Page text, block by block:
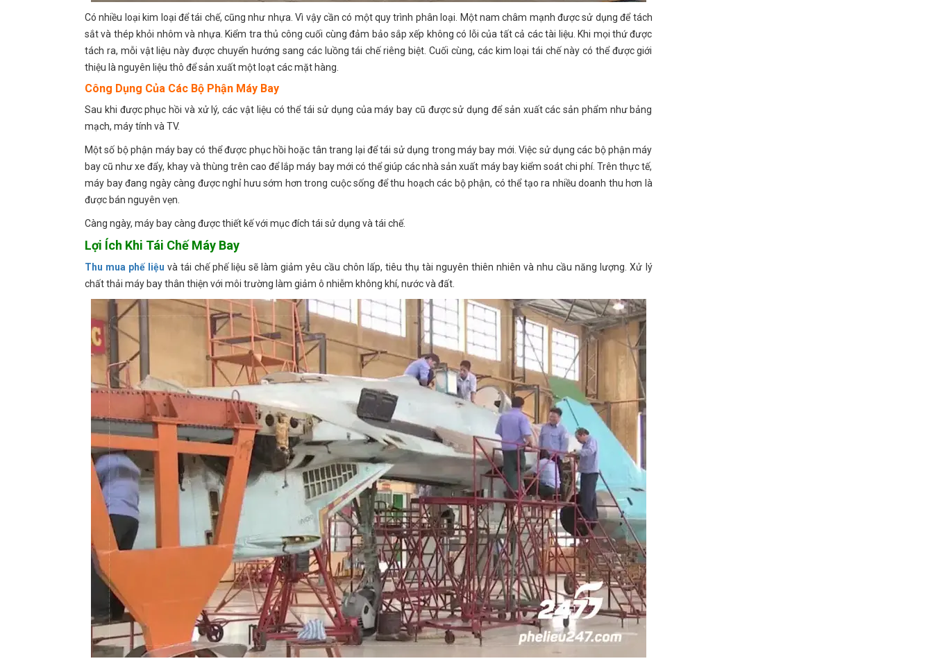
Có nhiều loại kim loại để tái chế, cũng như nhựa. Vì vậy cần có một quy trình phân loại. Một nam châm mạnh được sử dụng để tách
sắt và thép khỏi nhôm và nhựa. Kiểm tra thủ công cuối cùng đảm bảo sắp xếp không có lỗi của tất cả các tài liệu. Khi mọi thứ được
tách ra, mỗi vật liệu này được chuyển hướng sang các luồng tái chế riêng biệt. Cuối cùng, các kim loại tái chế này có thể được giới
thiệu là nguyên liệu thô để sản xuất một loạt các mặt hàng.
Công Dụng Của Các Bộ Phận Máy Bay
Sau khi được phục hồi và xử lý, các vật liệu có thể tái sử dụng của máy bay cũ được sử dụng để sản xuất các sản phẩm như bảng
mạch, máy tính và TV.
Một số bộ phận máy bay có thể được phục hồi hoặc tân trang lại để tái sử dụng trong máy bay mới. Việc sử dụng các bộ phận máy
bay cũ như xe đẩy, khay và thùng trên cao để lắp máy bay mới có thể giúp các nhà sản xuất máy bay kiểm soát chi phí. Trên thực tế,
máy bay đang ngày càng được nghỉ hưu sớm hơn trong cuộc sống để thu hoạch các bộ phận, có thể tạo ra nhiều doanh thu hơn là
được bán nguyên vẹn.
Càng ngày, máy bay càng được thiết kế với mục đích tái sử dụng và tái chế.
Lợi Ích Khi Tái Chế Máy Bay
Thu mua phế liệu và tái chế phế liệu sẽ làm giảm yêu cầu chôn lấp, tiêu thụ tài nguyên thiên nhiên và nhu cầu năng lượng. Xử lý
chất thải máy bay thân thiện với môi trường làm giảm ô nhiễm không khí, nước và đất.